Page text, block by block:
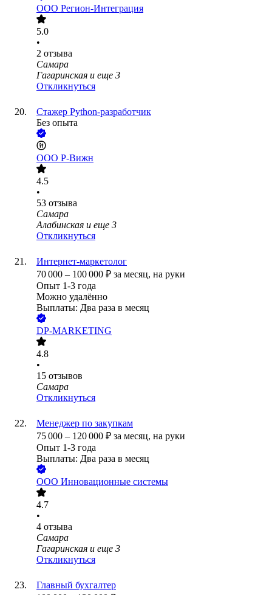
ООО Регион-Интеграция
5.0
•
2 отзыва
Самара
Гагаринская и еще 3
Откликнуться
Стажер Python-разработчик
Без опыта
ООО Р-Вижн
4.5
•
53 отзыва
Самара
Алабинская и еще 3
Откликнуться
Интернет-маркетолог
70 000 – 100 000 ₽ за месяц, на руки
Опыт 1-3 года
Можно удалённо
Выплаты: Два раза в месяц
DP-MARKETING
4.8
•
15 отзывов
Самара
Откликнуться
Менеджер по закупкам
75 000 – 120 000 ₽ за месяц, на руки
Опыт 1-3 года
Выплаты: Два раза в месяц
ООО Инновационные системы
4.7
•
4 отзыва
Самара
Гагаринская и еще 3
Откликнуться
Главный бухгалтер